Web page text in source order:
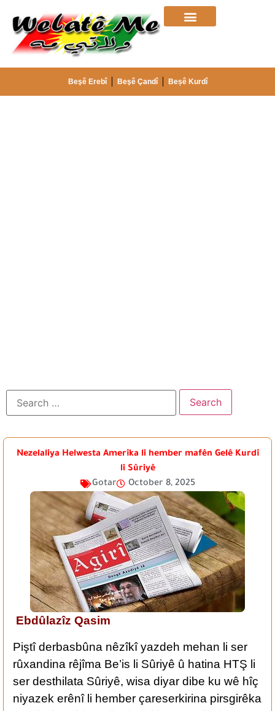
Beşê Erebî Beşê Çandî Beșê Kurdî
Nezelaliya Helwesta Amerîka li hember mafên Gelê Kurdî
li Sûriyê
Gotar
October 8, 2025
Ebdûlazîz Qasim
Piştî derbasbûna nêzîkî yazdeh mehan li ser
rûxandina rêjîma Be’is li Sûriyê û hatina HTŞ li
ser desthilata Sûriyê, wisa diyar dibe ku wê hîç
niyazek erênî li hember çareserkirina pirsgirêka